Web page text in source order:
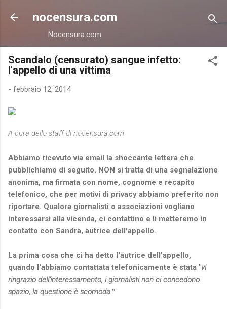
Passa ai contenuti principali
nocensura.com
Nocensura.com
Scandalo (censurato) sangue infetto:
l'appello di una vittima
- febbraio 12, 2014
A cura dello staff di nocensura.com
Abbiamo ricevuto via email la shoccante lettera che
pubblichiamo di seguito. NON si tratta di una segnalazione
anonima, ma firmata con nome, cognome e recapito
telefonico, che per motivi di privacy abbiamo preferito non
riportare. Qualora giornalisti o associazioni vogliano
interessarsi alla vicenda, ci contattino e li metteremo in
contatto con Sandra, autrice dell'appello.
La prima cosa che ci ha detto l'autrice dell'appello,
quando l'abbiamo contattata telefonicamente è stata "vi
ringrazio dell'interessamento, i giornalisti non ci concedono
spazio, la questione è scomoda."